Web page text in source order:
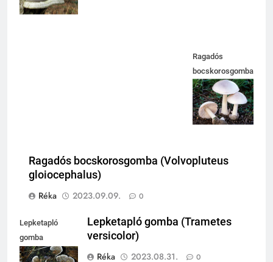
Ragadós
bocskorosgomba
(Volvoluteus
gloiocephalus)
Ragadós bocskorosgomba (Volvopluteus
gloiocephalus)
Réka
2023.09.09. 0
Lepketapló
gomba
(Trametes
Lepketapló gomba (Trametes
versicolor)
Réka
2023.08.31. 0